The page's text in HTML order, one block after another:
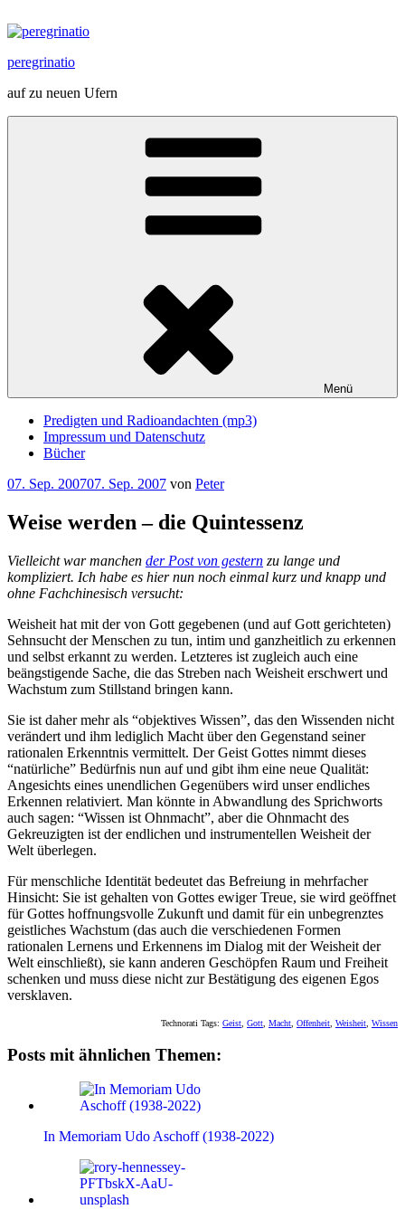
Inhalt
peregrinatio
auf zu neuen Ufern
Menü
Predigten und Radioandachten (mp3)
Impressum und Datenschutz
Bücher
Veröffentlicht
07. Sep. 200707. Sep. 2007 von Peter
Weise werden – die Quintessenz
Vielleicht war manchen der Post von gestern zu lange und
kompliziert. Ich habe es hier nun noch einmal kurz und knapp und
ohne Fachchinesisch versucht:
Weisheit hat mit der von Gott gegebenen (und auf Gott gerichteten)
Sehnsucht der Menschen zu tun, intim und ganzheitlich zu erkennen
und selbst erkannt zu werden. Letzteres ist zugleich auch eine
beängstigende Sache, die das Streben nach Weisheit erschwert und
Wachstum zum Stillstand bringen kann.
Sie ist daher mehr als “objektives Wissen”, das den Wissenden nicht
verändert und ihm lediglich Macht über den Gegenstand seiner
rationalen Erkenntnis vermittelt. Der Geist Gottes nimmt dieses
“natürliche” Bedürfnis nun auf und gibt ihm eine neue Qualität:
Angesichts eines unendlichen Gegenübers wird unser endliches
Erkennen relativiert. Man könnte in Abwandlung des Sprichworts
auch sagen: “Wissen ist Ohnmacht”, aber die Ohnmacht des
Gekreuzigten ist der endlichen und instrumentellen Weisheit der
Welt überlegen.
Für menschliche Identität bedeutet das Befreiung in mehrfacher
Hinsicht: Sie ist gehalten von Gottes ewiger Treue, sie wird geöffnet
für Gottes hoffnungsvolle Zukunft und damit für ein unbegrenztes
geistliches Wachstum (das auch die verschiedenen Formen
rationalen Lernens und Erkennens im Dialog mit der Weisheit der
Welt einschließt), sie kann anderen Geschöpfen Raum und Freiheit
schenken und muss diese nicht zur Bestätigung des eigenen Egos
versklaven.
Technorati Tags: Geist Gott Macht Offenheit Weisheit Wissen
Posts mit ähnlichen Themen:
In Memoriam Udo Aschoff (1938-2022)